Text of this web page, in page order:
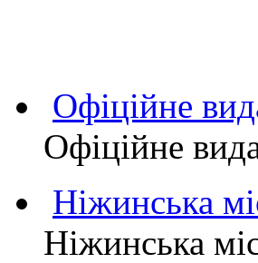
Офіційне
Офіційне
Ніжинська
Ніжинська